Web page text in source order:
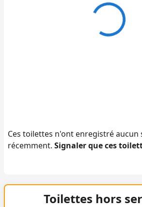
Ces toilettes n'ont enregistré aucun
récemment. Signaler que ces
Toilettes hors